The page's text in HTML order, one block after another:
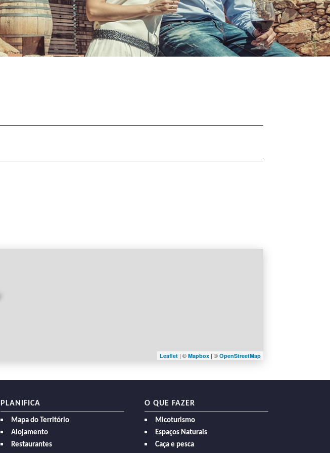
Leaflet | © Mapbox | © OpenStreetMap
PLANIFICA
Mapa do Território
Alojamento
Restaurantes
O QUE FAZER
Micoturismo
Espaços Naturais
Caça e pesca